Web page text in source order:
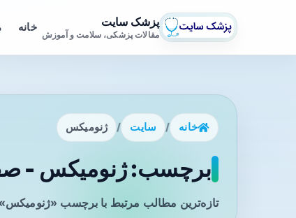
پزشک سایت
مقالات پزشکی، سلامت و آموزش
خانه
خانه / سایت / ژنومیکس
برچسب: ژنومیکس -
تازه‌ترین مطالب مرتبط با برچسب